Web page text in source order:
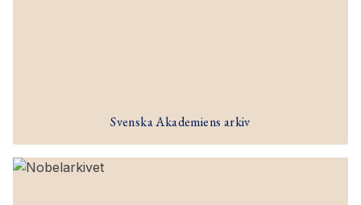
Svenska Akademiens arkiv